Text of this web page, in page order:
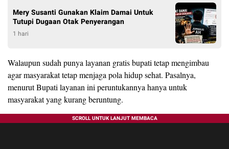
Mery Susanti Gunakan Klaim Damai Untuk
Tutupi Dugaan Otak Penyerangan
1 hari
Walaupun sudah punya layanan gratis bupati tetap mengimbau
agar masyarakat tetap menjaga pola hidup sehat. Pasalnya,
menurut Bupati layanan ini peruntukannya hanya untuk
masyarakat yang kurang beruntung.